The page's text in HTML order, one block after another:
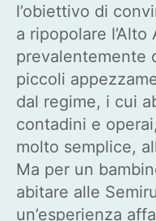
l’obiettivo di
a ripopolare
prevalentemente
piccoli
dal regime, i cui
contadini e
molto semplice,
Ma per un
abitare alle
un’esperienza